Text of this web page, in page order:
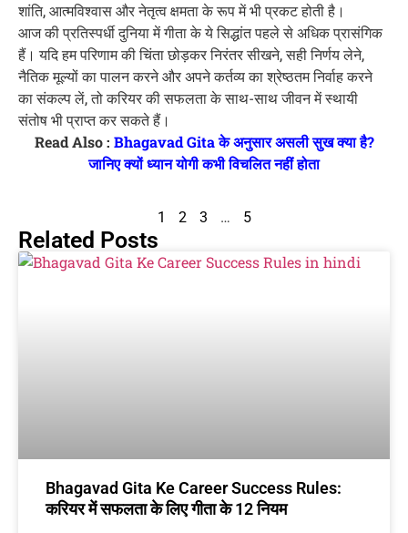
शांति, आत्मविश्वास और नेतृत्व क्षमता के रूप में भी प्रकट होती है।
आज की प्रतिस्पर्धी दुनिया में गीता के ये सिद्धांत पहले से अधिक प्रासंगिक
हैं। यदि हम परिणाम की चिंता छोड़कर निरंतर सीखने, सही निर्णय लेने,
नैतिक मूल्यों का पालन करने और अपने कर्तव्य का श्रेष्ठतम निर्वाह करने
का संकल्प लें, तो करियर की सफलता के साथ-साथ जीवन में स्थायी
संतोष भी प्राप्त कर सकते हैं।
Read Also : Bhagavad Gita के अनुसार असली सुख क्या है?
जानिए क्यों ध्यान योगी कभी विचलित नहीं होता
1 2 3 … 5
Related Posts
Bhagavad Gita Ke Career Success Rules:
करियर में सफलता के लिए गीता के 12 नियम